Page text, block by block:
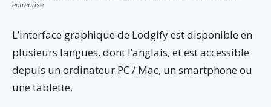
entreprise
L’interface graphique de Lodgify est disponible en
plusieurs langues, dont l’anglais, et est accessible
depuis un ordinateur PC / Mac, un smartphone ou
une tablette.